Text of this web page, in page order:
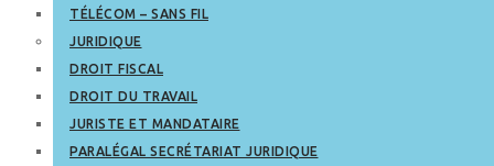
TÉLÉCOM – SANS FIL
JURIDIQUE
DROIT FISCAL
DROIT DU TRAVAIL
JURISTE ET MANDATAIRE
PARALÉGAL SECRÉTARIAT JURIDIQUE